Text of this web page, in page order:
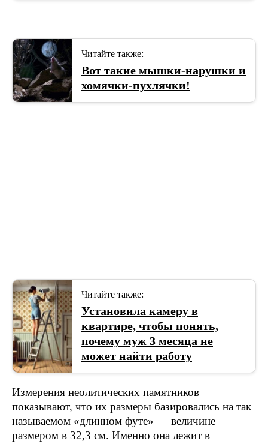
Читайте также:
Вот такие мышки-нарушки и
хомячки-пухлячки!
Читайте также:
Установила камеру в
квартире, чтобы понять,
почему муж 3 месяца не
может найти работу
Измерения неолитических памятников
показывают, что их размеры базировались на так
называемом «длинном футе» — величине
размером в 32,3 см. Именно она лежит в